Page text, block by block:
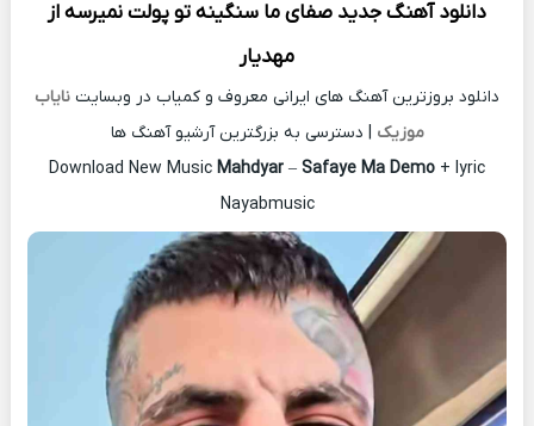
دانلود آهنگ جدید صفای ما سنگینه تو پولت نمیرسه از
مهدیار
دانلود بروزترین آهنگ های ایرانی معروف و کمیاب در وبسایت نایاب
موزیک | دسترسی به بزرگترین آرشیو آهنگ ها
Download New Music Mahdyar – Safaye Ma Demo + lyric
Nayabmusic